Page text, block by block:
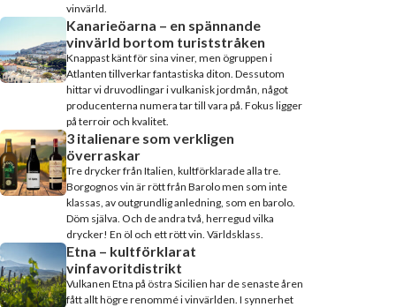
vinvärld.
Kanarieöarna – en spännande
vinvärld bortom turiststråken
Knappast känt för sina viner, men ögruppen i
Atlanten tillverkar fantastiska diton. Dessutom
hittar vi druvodlingar i vulkanisk jordmån, något
producenterna numera tar till vara på. Fokus ligger
på terroir och kvalitet.
3 italienare som verkligen
överraskar
Tre drycker från Italien, kultförklarade alla tre.
Borgognos vin är rött från Barolo men som inte
klassas, av outgrundlig anledning, som en barolo.
Döm själva. Och de andra två, herregud vilka
drycker! En öl och ett rött vin. Världsklass.
Etna – kultförklarat
vinfavoritdistrikt
Vulkanen Etna på östra Sicilien har de senaste åren
fått allt högre renommé i vinvärlden. I synnerhet